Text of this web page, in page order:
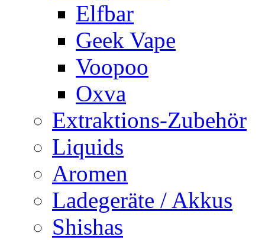
Elfbar
Geek Vape
Voopoo
Oxva
Extraktions-Zubehör
Liquids
Aromen
Ladegeräte / Akkus
Shishas